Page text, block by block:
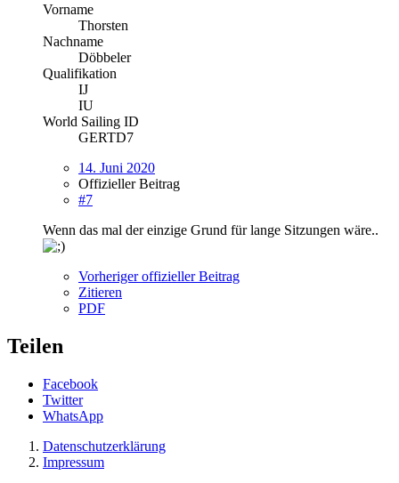
Vorname
Thorsten
Nachname
Döbbeler
Qualifikation
IJ
IU
World Sailing ID
GERTD7
14. Juni 2020
Offizieller Beitrag
#7
Wenn das mal der einzige Grund für lange Sitzungen wäre..
Vorheriger offizieller Beitrag
Zitieren
PDF
Teilen
Facebook
Twitter
WhatsApp
Datenschutzerklärung
Impressum